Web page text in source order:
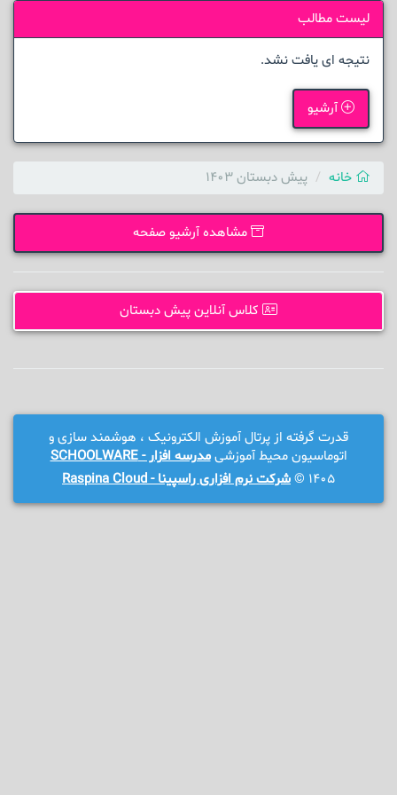
لیست مطالب
نتیجه ای یافت نشد.
آرشیو
خانه پیش دبستان 1403
مشاهده آرشیو صفحه
کلاس آنلاین پیش دبستان
قدرت گرفته از پرتال آموزش الکترونیک ، هوشمند سازی و
اتوماسیون محیط آموزشیمدرسه افزار - SCHOOLWARE
1405 ©
شرکت نرم افزاری راسپینا - Raspina Cloud